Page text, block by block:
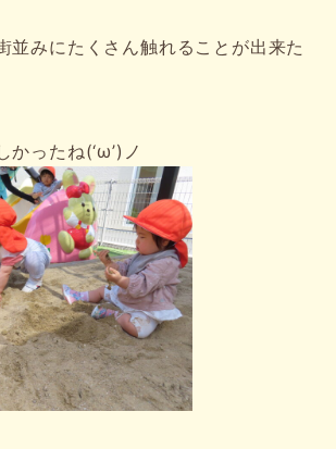
並みにたくさん触れることが出来た
かったね(‘ω’)ノ